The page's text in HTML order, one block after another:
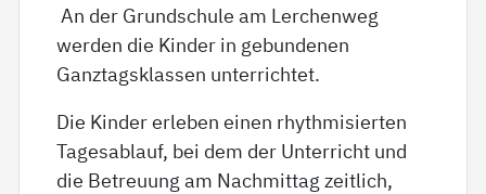
An der Grundschule am Lerchenweg
werden die Kinder in gebundenen
Ganztagsklassen unterrichtet.
Die Kinder erleben einen rhythmisierten
Tagesablauf, bei dem der Unterricht und
die Betreuung am Nachmittag zeitlich,